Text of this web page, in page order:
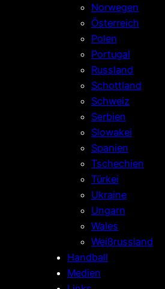
Norwegen
Österreich
Polen
Portugal
Russland
Schottland
Schweiz
Serbien
Slowakei
Spanien
Tschechien
Türkei
Ukraine
Ungarn
Wales
Weißrussland
Handball
Medien